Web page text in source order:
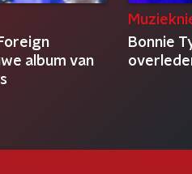
album van
Bonnie